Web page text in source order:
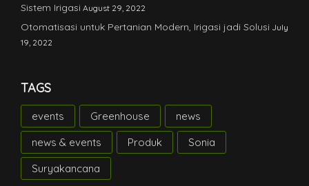
Sistem Irigasi August 29, 2022
Otomatisasi untuk Pertanian Modern, Irigasi jadi Solusi July
19, 2022
TAGS
events Greenhouse
news
news & events
Produk
Sonia
Suryakancana